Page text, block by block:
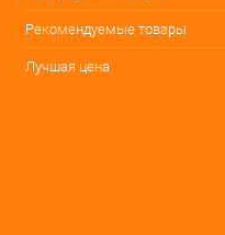
Рекомендуемые товары
Лучшая цена